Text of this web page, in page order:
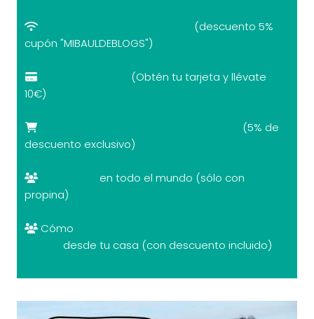
(descuento 5%
cupón "MIBAULDEBLOGS")
(Obtén tu tarjeta y llévate
10€)
(5% de
descuento exclusivo)
en todo el mundo (sólo con
propina)
Cómo
desde tu casa (con descuento incluido)